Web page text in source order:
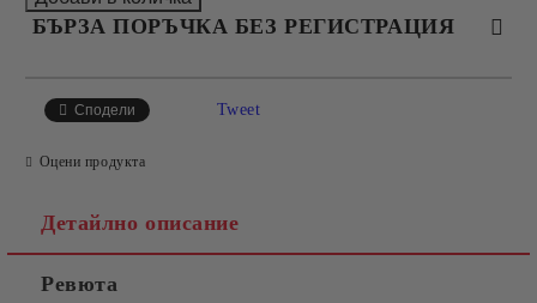
БЪРЗА ПОРЪЧКА БЕЗ РЕГИСТРАЦИЯ
Сподели Tweet
Оцени продукта
Детайлно описание
Ревюта